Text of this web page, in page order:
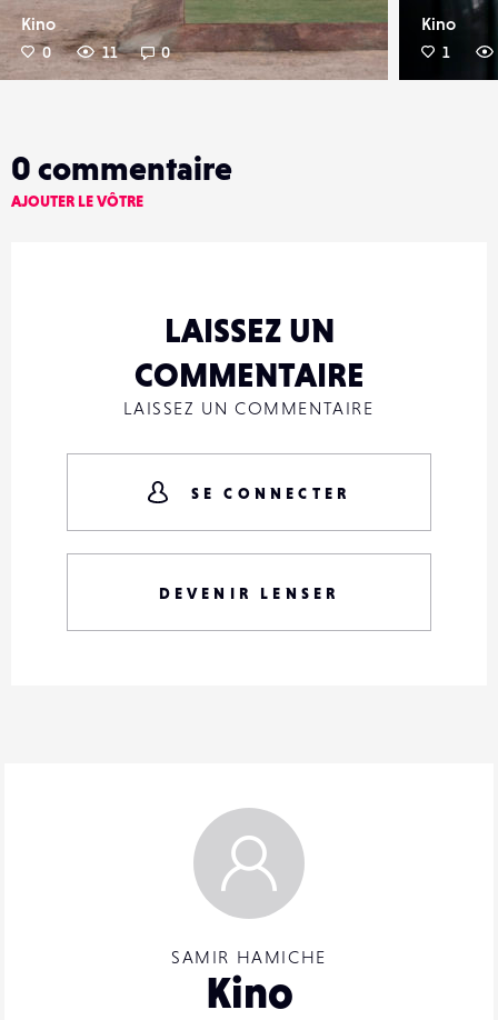
Kino
0 11 0
Kino
1
SAMIR HAMICHE
Kino
0 commentaire
AJOUTER LE VÔTRE
LAISSEZ UN
COMMENTAIRE
LAISSEZ UN COMMENTAIRE
SE CONNECTER
DEVENIR LENSER